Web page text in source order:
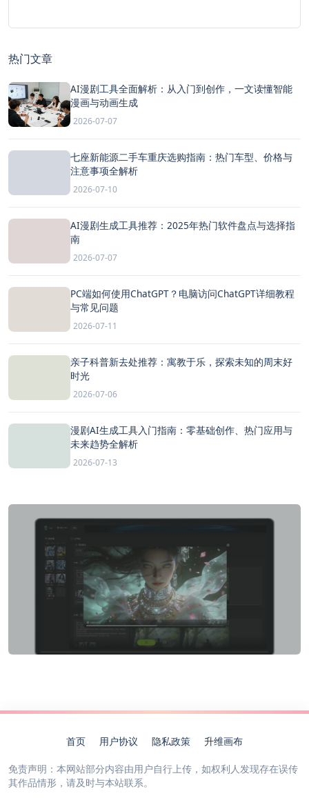
热门文章
AI漫剧工具全面解析：从入门到创作，一文读懂智能
漫画与动画生成
2026-07-07
七座新能源二手车重庆选购指南：热门车型、价格与
注意事项全解析
2026-07-10
AI漫剧生成工具推荐：2025年热门软件盘点与选择指
南
2026-07-07
PC端如何使用ChatGPT？电脑访问ChatGPT详细教程
与常见问题
2026-07-11
亲子科普新去处推荐：寓教于乐，探索未知的周末好
时光
2026-07-06
漫剧AI生成工具入门指南：零基础创作、热门应用与
未来趋势全解析
2026-07-13
首页 用户协议 隐私政策 升维画布
免责声明：本网站部分内容由用户自行上传，如权利人发现存在误传
其作品情形，请及时与本站联系。